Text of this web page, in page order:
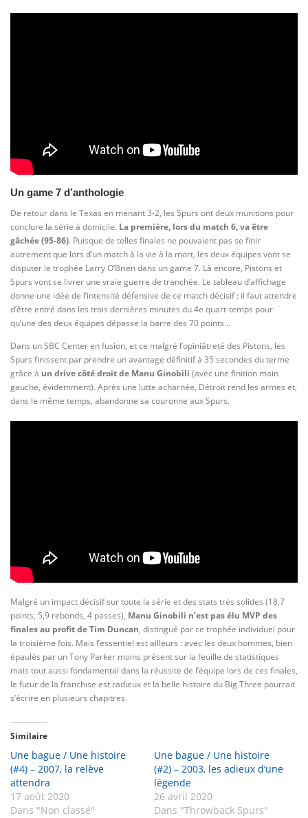
Un game 7 d’anthologie
De retour dans le Texas en menant 3-2, les Spurs ont deux munitions pour
conclure la série à domicile. La première, lors du match 6, va être
gâchée (95-86). Puisque de telles finales ne pouvaient pas se finir
autrement que lors d’un match à la vie à la mort, les deux équipes vont se
disputer le trophée Larry O’Brien dans un game 7. Là encore, Pistons et
Spurs vont se livrer une vraie guerre de tranchée. Le tableau d’affichage
donne une idée de l’intensité défensive de ce match décisif : il faut attendre
d’être entré dans les trois dernières minutes du 4e quart-temps pour
qu’une des deux équipes dépasse la barre des 70 points…
Dans un SBC Center en fusion, et ce malgré l’opiniâtreté des Pistons, les
Spurs finissent par prendre un avantage définitif à 35 secondes du terme
grâce à un drive côté droit de Manu Ginobili (avec une finition main
gauche, évidemment). Après une lutte acharnée, Détroit rend les armes et,
dans le même temps, abandonne sa couronne aux Spurs.
Malgré un impact décisif sur toute la série et des stats très solides (18,7
points, 5,9 rebonds, 4 passes), Manu Ginobili n’est pas élu MVP des
finales au profit de Tim Duncan, distingué par ce trophée individuel pour
la troisième fois. Mais l’essentiel est ailleurs : avec les deux hommes, bien
épaulés par un Tony Parker moins présent sur la feuille de statistiques
mais tout aussi fondamental dans la réussite de l’équipe lors de ces finales,
le futur de la franchise est radieux et la belle histoire du Big Three pourrait
s’écrire en plusieurs chapitres.
Similaire
Une bague / Une histoire
(#4) – 2007, la relève
attendra
17 août 2020
Dans "Non classé"
Une bague / Une histoire
(#2) – 2003, les adieux d’une
légende
26 avril 2020
Dans "Throwback Spurs"